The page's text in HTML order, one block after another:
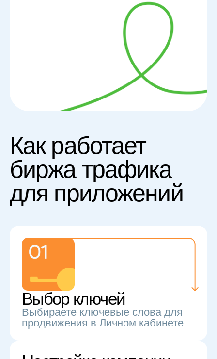
Выбираете ключевые слова для
Личном кабинете
Настройка кампании
Оплата
Выбираете удобный формат
пополнения кошелька
Запуск и рост
Мы обеспечиваем установки
по ключевым словам. Ваше
приложение растёт в выдаче